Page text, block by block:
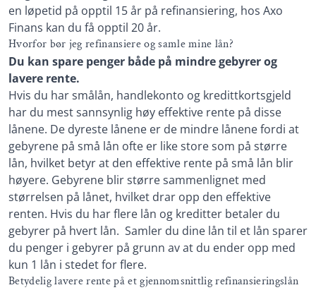
en løpetid på opptil 15 år på refinansiering, hos Axo
Finans kan du få opptil 20 år.
Hvorfor bør jeg refinansiere og samle mine lån?
Du kan spare penger både på mindre gebyrer og
lavere rente.
Hvis du har smålån, handlekonto og kredittkortsgjeld
har du mest sannsynlig høy effektive rente på disse
lånene. De dyreste lånene er de mindre lånene fordi at
gebyrene på små lån ofte er like store som på større
lån, hvilket betyr at den effektive rente på små lån blir
høyere. Gebyrene blir større sammenlignet med
størrelsen på lånet, hvilket drar opp den effektive
renten. Hvis du har flere lån og kreditter betaler du
gebyrer på hvert lån. Samler du dine lån til et lån sparer
du penger i gebyrer på grunn av at du ender opp med
kun 1 lån i stedet for flere.
Betydelig lavere rente på et gjennomsnittlig refinansieringslån